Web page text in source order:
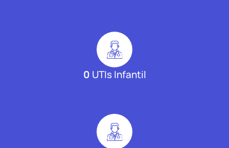
0 UTIs Infantil